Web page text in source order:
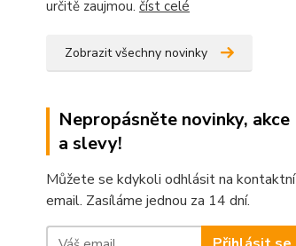
určitě zaujmou. číst celé
Zobrazit všechny novinky
Nepropásněte novinky, akce
a slevy!
Můžete se kdykoli odhlásit na kontaktní
email. Zasíláme jednou za 14 dní.